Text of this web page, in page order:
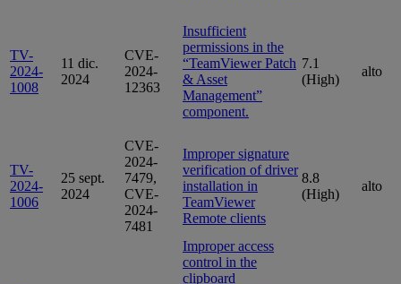
TV-
2024-
1008
11 dic.
2024
CVE-
2024-
12363
Insufficient
permissions in the
“TeamViewer Patch
& Asset
Management”
component.
7.1
(High)
alto
TV-
2024-
1006
25 sept.
2024
CVE-
2024-
7479,
CVE-
2024-
7481
Improper signature
verification of driver
installation in
TeamViewer
Remote clients
8.8
(High)
alto
Improper access
control in the
clipboard